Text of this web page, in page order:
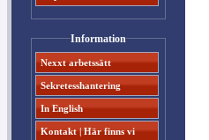
Information
Nexxt arbetssätt
Sekretesshantering
In English
Kontakt | Här finns vi